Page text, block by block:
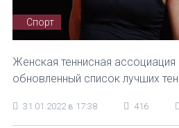
Спорт
Женская теннисная
обновленный список лучших
31.01.2022 в 17:38 416